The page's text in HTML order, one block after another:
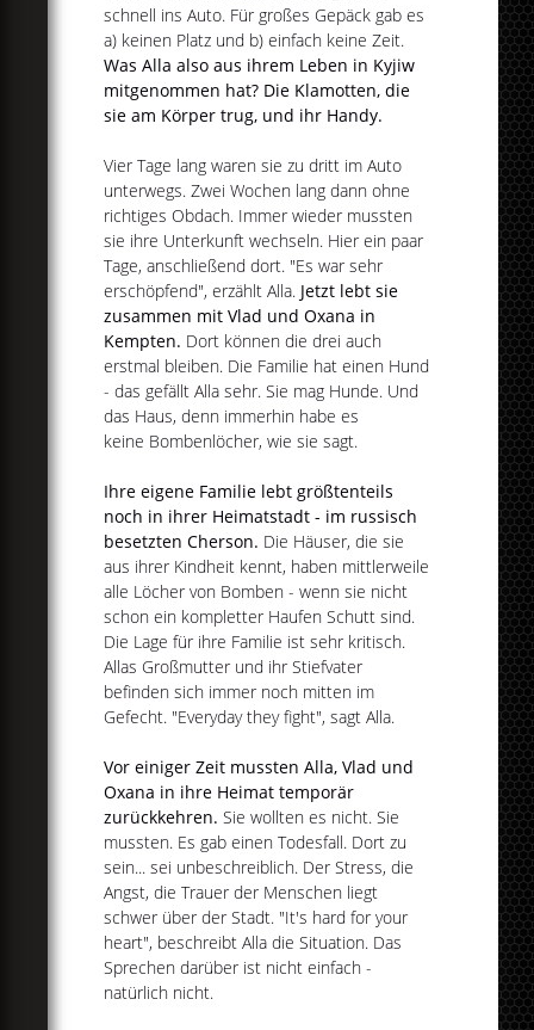
schnell ins Auto. Für großes Gepäck gab es
a) keinen Platz und b) einfach keine Zeit.
Was Alla also aus ihrem Leben in Kyjiw
mitgenommen hat? Die Klamotten, die
sie am Körper trug, und ihr Handy.
Vier Tage lang waren sie zu dritt im Auto
unterwegs. Zwei Wochen lang dann ohne
richtiges Obdach. Immer wieder mussten
sie ihre Unterkunft wechseln. Hier ein paar
Tage, anschließend dort. "Es war sehr
erschöpfend", erzählt Alla. Jetzt lebt sie
zusammen mit Vlad und Oxana in
Kempten. Dort können die drei auch
erstmal bleiben. Die Familie hat einen Hund
- das gefällt Alla sehr. Sie mag Hunde. Und
das Haus, denn immerhin habe es
keine Bombenlöcher, wie sie sagt.
Ihre eigene Familie lebt größtenteils
noch in ihrer Heimatstadt - im russisch
besetzten Cherson. Die Häuser, die sie
aus ihrer Kindheit kennt, haben mittlerweile
alle Löcher von Bomben - wenn sie nicht
schon ein kompletter Haufen Schutt sind.
Die Lage für ihre Familie ist sehr kritisch.
Allas Großmutter und ihr Stiefvater
befinden sich immer noch mitten im
Gefecht. "Everyday they fight", sagt Alla.
Vor einiger Zeit mussten Alla, Vlad und
Oxana in ihre Heimat temporär
zurückkehren. Sie wollten es nicht. Sie
mussten. Es gab einen Todesfall. Dort zu
sein... sei unbeschreiblich. Der Stress, die
Angst, die Trauer der Menschen liegt
schwer über der Stadt. "It's hard for your
heart", beschreibt Alla die Situation. Das
Sprechen darüber ist nicht einfach -
natürlich nicht.